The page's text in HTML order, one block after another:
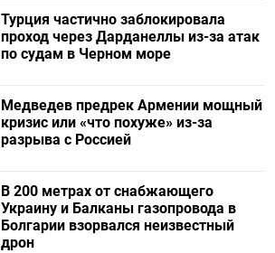
Турция частично заблокировала
проход через Дарданеллы из-за атак
по судам в Черном море
Медведев предрек Армении мощный
кризис или «что похуже» из-за
разрыва с Россией
В 200 метрах от снабжающего
Украину и Балканы газопровода в
Болгарии взорвался неизвестный
дрон